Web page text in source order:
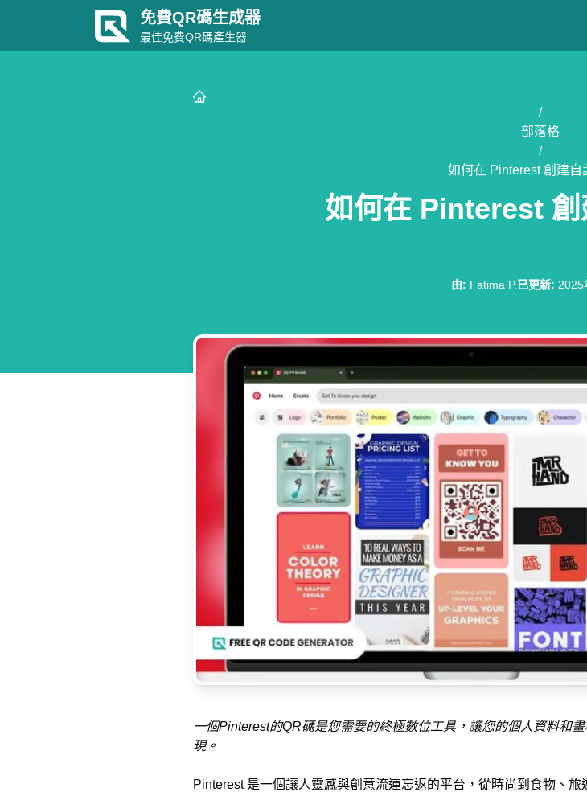
免費QR碼生成器
最佳免費QR碼產生器
/
部落格
/
如何在 Pinterest 創建自
如何在 Pinterest
由: Fatima P.已更新: 2025
一個Pinterest的QR碼是您需要的終極數位工具，讓您的個人資料和
現。
Pinterest 是一個讓人靈感與創意流連忘返的平台，從時尚到食物、